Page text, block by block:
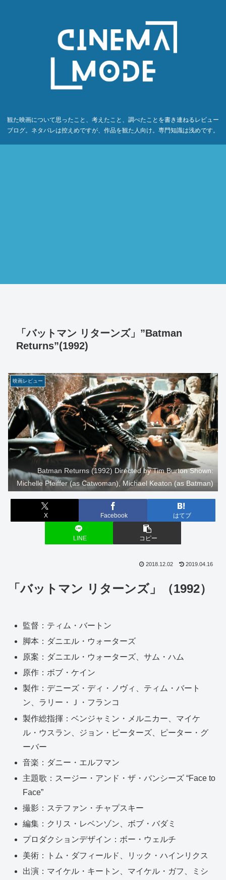
観た映画について思ったこと、考えたこと、調べたことを書き連ねるレビュー
ブログ。ネタバレは控えめですが、作品を観た人向け。専門知識は浅めです。
「バットマン リターンズ」”Batman
Returns”(1992)
映画レビュー
Batman Returns (1992) Directed by Tim Burton Shown:
Michelle Pfeiffer (as Catwoman), Michael Keaton (as Batman)
X Facebook はてブ
LINE コピー
2018.12.02 2019.04.16
「バットマン リターンズ」（1992）
監督：ティム・バートン
脚本：ダニエル・ウォーターズ
原案：ダニエル・ウォーターズ、サム・ハム
原作：ボブ・ケイン
製作：デニーズ・ディ・ノヴィ、ティム・バート
ン、ラリー・Ｊ・フランコ
製作総指揮：ベンジャミン・メルニカー、マイケ
ル・ウスラン、ジョン・ピーターズ、ピーター・グ
ーバー
音楽：ダニー・エルフマン
主題歌：スージー・アンド・ザ・バンシーズ “Face to
Face”
撮影：ステファン・チャプスキー
編集：クリス・レベンゾン、ボブ・バダミ
プロダクションデザイン：ボー・ウェルチ
美術：トム・ダフィールド、リック・ハインリクス
出演：マイケル・キートン、マイケル・ガフ、ミシ